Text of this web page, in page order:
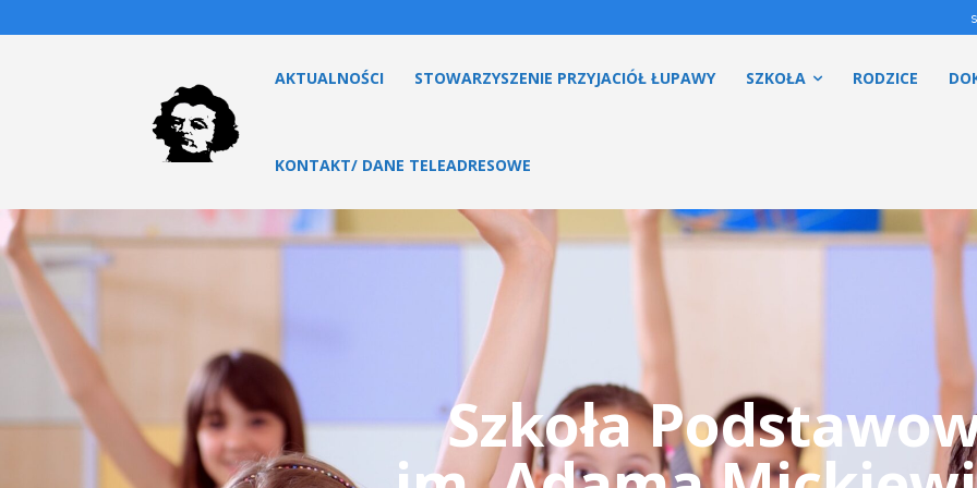
AKTUALNOŚCI STOWARZYSZENIE PRZYJACIÓŁ ŁUPAWY SZKOŁA RODZICE
KONTAKT/ DANE TELEADRESOWE
Szkoła